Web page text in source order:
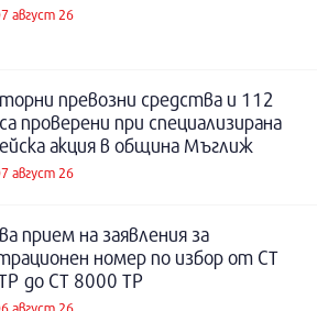
август 26
превозни средства и 112
проверени при специализирана
акция в община Мъглиж
август 26
прием на заявления за
номер по избор от СТ
до СТ 8000 ТР